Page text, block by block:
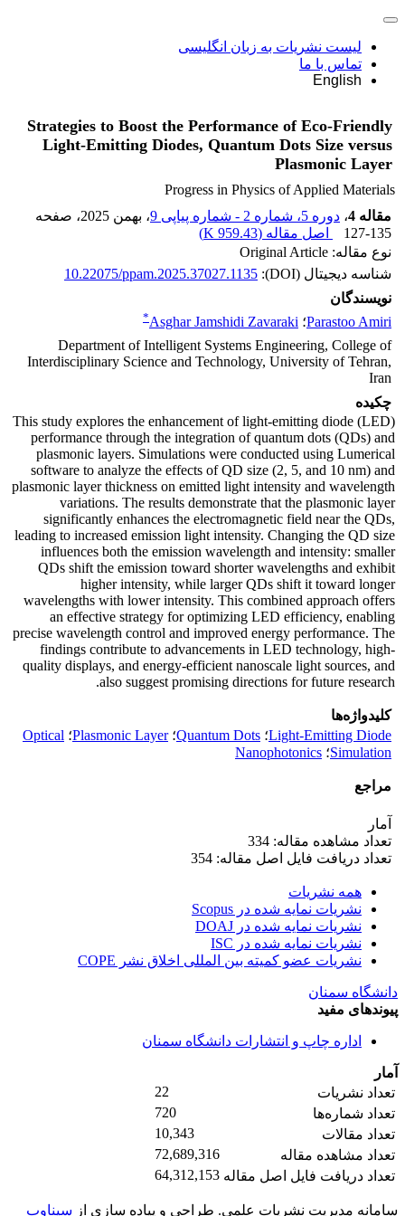
لیست نشریات به زبان انگلیسی
تماس با ما
English
Strategies to Boost the Performance of Eco-Friendly
Light-Emitting Diodes, Quantum Dots Size versus
Plasmonic Layer
Progress in Physics of Applied Materials
مقاله 4
، دوره 5، شماره 2 - شماره پیاپی 9 ، بهمن 2025
، صفحه
127-135
اصل مقاله (959.43 K
)
نوع مقاله: Original Article
شناسه دیجیتال (DOI):
10.22075/ppam.2025.37027.1135
نویسندگان
Parastoo Amiri؛ Asghar Jamshidi Zavaraki
*
Department of Intelligent Systems Engineering, College of
Interdisciplinary Science and Technology, University of Tehran,
Iran
چکیده
This study explores the enhancement of light-emitting diode (LED)
performance through the integration of quantum dots (QDs) and
plasmonic layers. Simulations were conducted using Lumerical
software to analyze the effects of QD size (2, 5, and 10 nm) and
plasmonic layer thickness on emitted light intensity and wavelength
variations. The results demonstrate that the plasmonic layer
significantly enhances the electromagnetic field near the QDs,
leading to increased emission light intensity. Changing the QD size
influences both the emission wavelength and intensity: smaller
QDs shift the emission toward shorter wavelengths and exhibit
higher intensity, while larger QDs shift it toward longer
wavelengths with lower intensity. This combined approach offers
an effective strategy for optimizing LED efficiency, enabling
precise wavelength control and improved energy performance. The
findings contribute to advancements in LED technology, high-
quality displays, and energy-efficient nanoscale light sources, and
also suggest promising directions for future research.
کلیدواژه‌ها
Light-Emitting Diode؛ Quantum Dots؛Plasmonic Layer؛ Optical
Simulation؛ Nanophotonics
مراجع
آمار
تعداد مشاهده مقاله: 334
تعداد دریافت فایل اصل مقاله: 354
همه نشریات
نشریات نمایه شده در Scopus
نشریات نمایه شده در DOAJ
نشریات نمایه شده در ISC
نشریات عضو کمیته بین المللی اخلاق نشر COPE
دانشگاه سمنان
پیوندهای مفید
اداره چاپ و انتشارات دانشگاه سمنان
آمار
تعداد نشریات
22
تعداد شماره‌ها
720
تعداد مقالات
10,343
تعداد مشاهده مقاله
72,689,316
تعداد دریافت فایل اصل مقاله 64,312,153
سامانه مدیریت نشریات علمی. طراحی و پیاده سازی از سیناوب